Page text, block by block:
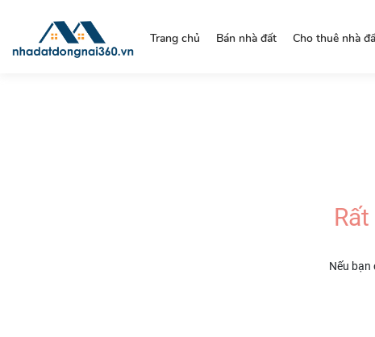
Trang chủ Bán nhà đất Cho thuê nhà
Nếu